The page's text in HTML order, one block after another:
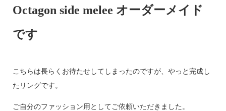
Octagon side melee オーダーメイド
です
こちらは長らくお待たせしてしまったのですが、やっと完成し
たリングです。
ご自分のファッション用としてご依頼いただきました。